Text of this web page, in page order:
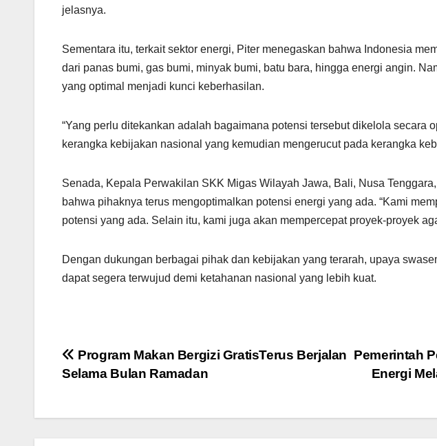
jelasnya.
Sementara itu, terkait sektor energi, Piter menegaskan bahwa Indonesia
dari panas bumi, gas bumi, minyak bumi, batu bara, hingga energi angin.
yang optimal menjadi kunci keberhasilan.
“Yang perlu ditekankan adalah bagaimana potensi tersebut dikelola secara
kerangka kebijakan nasional yang kemudian mengerucut pada kerangka
Senada, Kepala Perwakilan SKK Migas Wilayah Jawa, Bali, Nusa
bahwa pihaknya terus mengoptimalkan potensi energi yang ada. “Kami
potensi yang ada. Selain itu, kami juga akan mempercepat proyek-proyek
Dengan dukungan berbagai pihak dan kebijakan yang terarah, upaya
dapat segera terwujud demi ketahanan nasional yang lebih kuat.
Post
Pemerintah
Energi
Program Makan Bergizi GratisTerus Berjalan
Selama Bulan Ramadan